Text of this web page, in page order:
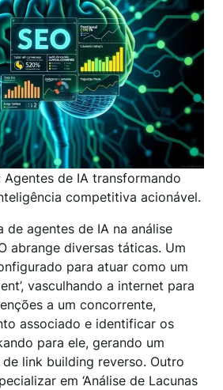
Agentes de IA transformando
competitiva acionável.
agentes de IA na análise
abrange diversas táticas. Um
para atuar como um
vasculhando a internet para
a um concorrente,
associado e identificar os
para ele, gerando um
link building reverso. Outro
em ‘Análise de Lacunas